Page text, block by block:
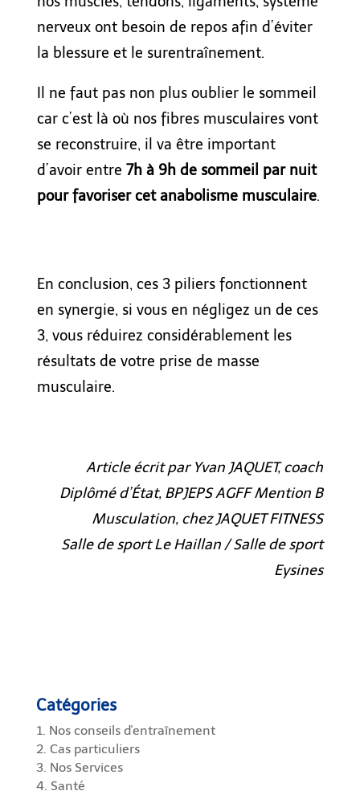
nerveux ont besoin de repos afin d’éviter
la blessure et le surentraînement.
Il ne faut pas non plus oublier le sommeil
car c’est là où nos fibres musculaires vont
se reconstruire, il va être important
d’avoir entre7h à 9hde sommeil par nuit
pour favoriser cet anabolisme musculaire.
En conclusion, ces 3 piliers fonctionnent
en synergie, si vous en négligez un de ces
3, vous réduirez considérablement les
résultats de votre prise de masse
musculaire.
Article écrit par Yvan JAQUET, coach
Diplômé d’État, BPJEPS AGFF Mention B
Musculation, chez JAQUET FITNESS
Salle de sport Le Haillan / Salle de sport
Eysines
Catégories
1. Nos conseils d'entraînement
2. Cas particuliers
3. Nos Services
4. Santé